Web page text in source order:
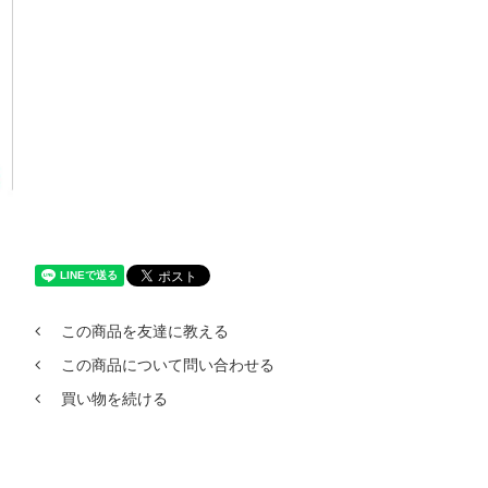
この商品を友達に教える
この商品について問い合わせる
買い物を続ける